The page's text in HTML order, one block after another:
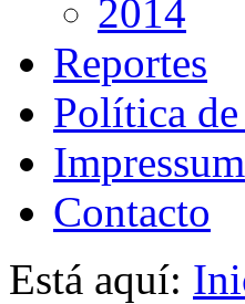
2014
Reportes
Política
Impressum
Contacto
Está aquí: